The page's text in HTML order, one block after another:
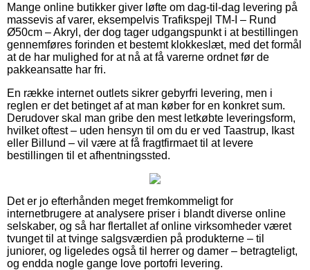
Mange online butikker giver løfte om dag-til-dag levering på
massevis af varer, eksempelvis Trafikspejl TM-I – Rund
Ø50cm – Akryl, der dog tager udgangspunkt i at bestillingen
gennemføres forinden et bestemt klokkeslæt, med det formål
at de har mulighed for at nå at få varerne ordnet før de
pakkeansatte har fri.
En række internet outlets sikrer gebyrfri levering, men i
reglen er det betinget af at man køber for en konkret sum.
Derudover skal man gribe den mest letkøbte leveringsform,
hvilket oftest – uden hensyn til om du er ved Taastrup, Ikast
eller Billund – vil være at få fragtfirmaet til at levere
bestillingen til et afhentningssted.
Det er jo efterhånden meget fremkommeligt for
internetbrugere at analysere priser i blandt diverse online
selskaber, og så har flertallet af online virksomheder været
tvunget til at tvinge salgsværdien på produkterne – til
juniorer, og ligeledes også til herrer og damer – betragteligt,
og endda nogle gange love portofri levering.